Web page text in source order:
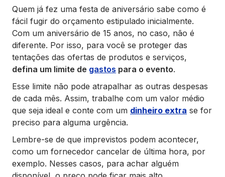
Quem já fez uma festa de aniversário sabe como é
fácil fugir do orçamento estipulado inicialmente.
Com um aniversário de 15 anos, no caso, não é
diferente. Por isso, para você se proteger das
tentações das ofertas de produtos e serviços,
defina um limite de gastos para o evento.
Esse limite não pode atrapalhar as outras despesas
de cada mês. Assim, trabalhe com um valor médio
que seja ideal e conte com um dinheiro extra se for
preciso para alguma urgência.
Lembre-se de que imprevistos podem acontecer,
como um fornecedor cancelar de última hora, por
exemplo. Nesses casos, para achar alguém